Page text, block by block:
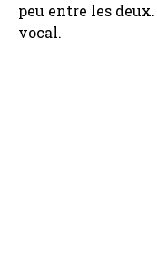
peu entre les
vocal.